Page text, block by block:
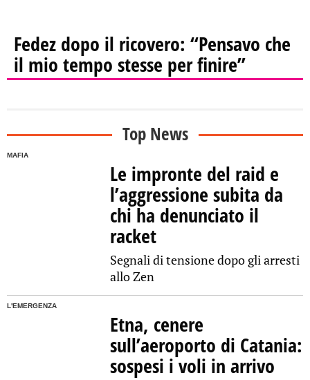
Fedez dopo il ricovero: “Pensavo che
il mio tempo stesse per finire”
Top News
MAFIA
Le impronte del raid e
l’aggressione subita da
chi ha denunciato il
racket
Segnali di tensione dopo gli arresti
allo Zen
L'EMERGENZA
Etna, cenere
sull’aeroporto di Catania:
sospesi i voli in arrivo